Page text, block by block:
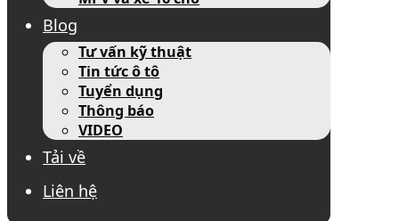
Blog
Tư vấn kỹ thuật
Tin tức ô tô
Tuyển dụng
Thông báo
VIDEO
Tải về
Liên hệ